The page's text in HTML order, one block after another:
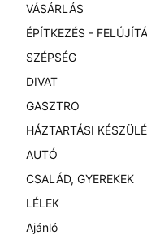
VÁSÁRLÁS
ÉPÍTKEZÉS -
SZÉPSÉG
DIVAT
GASZTRO
HÁZTARTÁSI
AUTÓ
CSALÁD, GYEREKEK
LÉLEK
Ajánló